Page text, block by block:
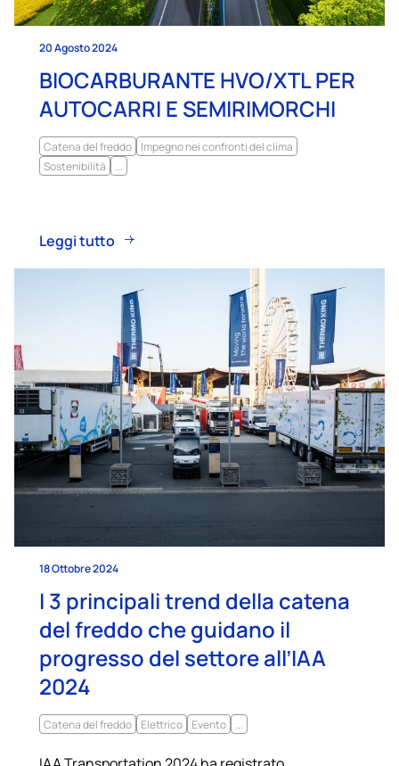
20 Agosto 2024
BIOCARBURANTE HVO/XTL PER
AUTOCARRI E SEMIRIMORCHI
Catena del freddo
Impegno nei confronti del clima
Sostenibilità
Leggi tutto
18 Ottobre 2024
I 3 principali trend della catena
del freddo che guidano il
progresso del settore all’IAA
2024
Catena del freddo Elettrico Evento